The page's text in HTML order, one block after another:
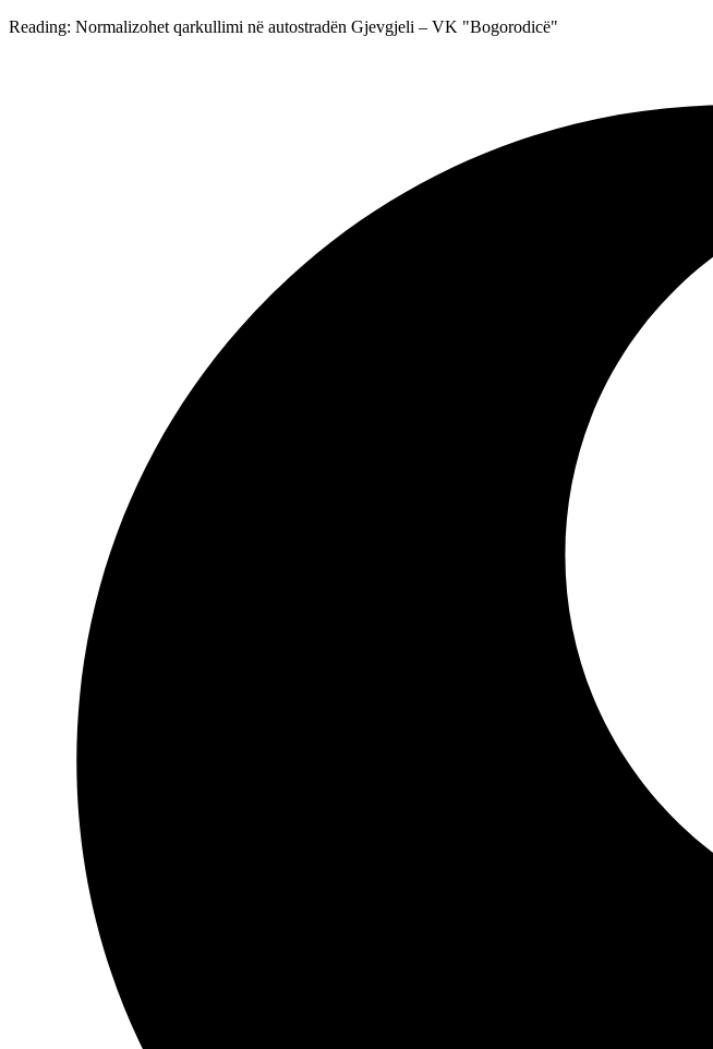
Reading: Normalizohet qarkullimi në autostradën Gjevgjeli – VK "Bogorodicë"